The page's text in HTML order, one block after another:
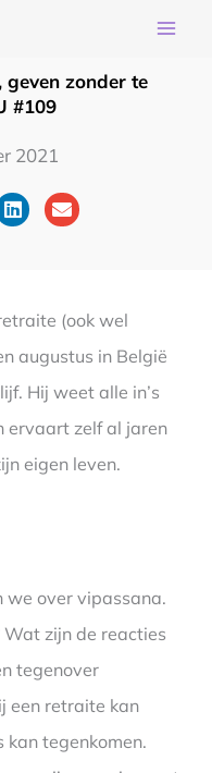
geven zonder te
#109
2021
(ook wel
augustus in België
Hij weet alle in’s
ervaart zelf al jaren
eigen leven.
we over vipassana.
Wat zijn de reacties
tegenover
een retraite kan
kan tegenkomen.